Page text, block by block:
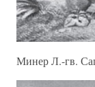
Минер Л.-гв.